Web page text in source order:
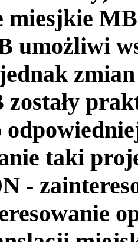
miesjkie
umożliwi
zmian
taki
-